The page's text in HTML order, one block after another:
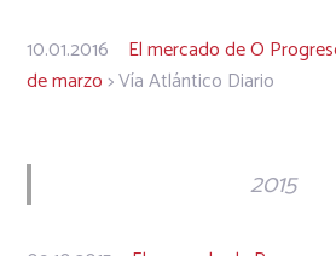
10.01.2016 El mercado de O
de marzo> Vía Atlántico Diario
2015